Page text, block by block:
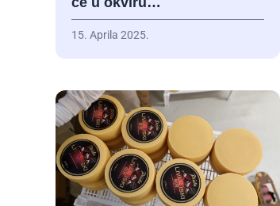
15. Aprila 2025.